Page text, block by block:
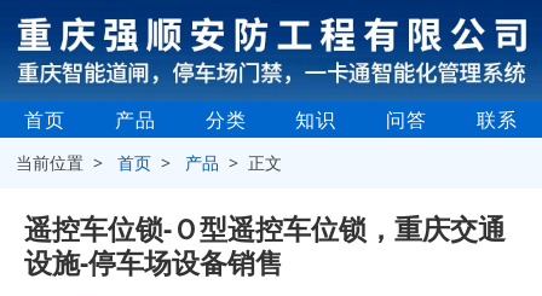
首页 产品 分类 知识 问答 联系
当前位置 >首页 > 产品 > 正文
遥控车位锁-Ｏ型遥控车位锁，重庆交通
设施-停车场设备销售